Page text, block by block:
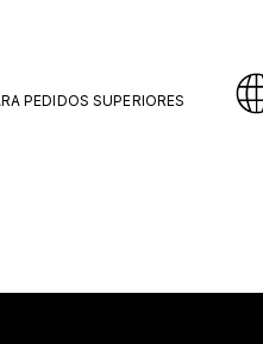
PEDIDOS SUPERIORES